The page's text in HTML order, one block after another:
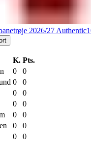
2026/27 Authentic
K. Pts.
0
0
0
0
0
0
0
0
0
0
0
0
0 0